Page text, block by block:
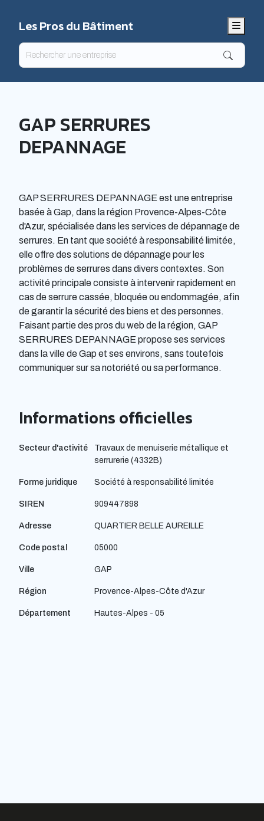
Les Pros du Bâtiment Menu
GAP SERRURES
DEPANNAGE
GAP SERRURES DEPANNAGE est une entreprise
basée à Gap, dans la région Provence-Alpes-Côte
d'Azur, spécialisée dans les services de dépannage de
serrures. En tant que société à responsabilité limitée,
elle offre des solutions de dépannage pour les
problèmes de serrures dans divers contextes. Son
activité principale consiste à intervenir rapidement en
cas de serrure cassée, bloquée ou endommagée, afin
de garantir la sécurité des biens et des personnes.
Faisant partie des pros du web de la région, GAP
SERRURES DEPANNAGE propose ses services
dans la ville de Gap et ses environs, sans toutefois
communiquer sur sa notoriété ou sa performance.
Informations officielles
Secteur d'activité
Travaux de menuiserie métallique et
serrurerie (4332B)
Forme juridique Société à responsabilité limitée
SIREN 909447898
Adresse QUARTIER BELLE AUREILLE
Code postal 05000
Ville GAP
Région Provence-Alpes-Côte d'Azur
Département Hautes-Alpes - 05